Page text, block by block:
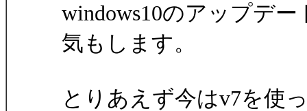
windows10のアップデー
気もします。
とりあえず今はv7を使